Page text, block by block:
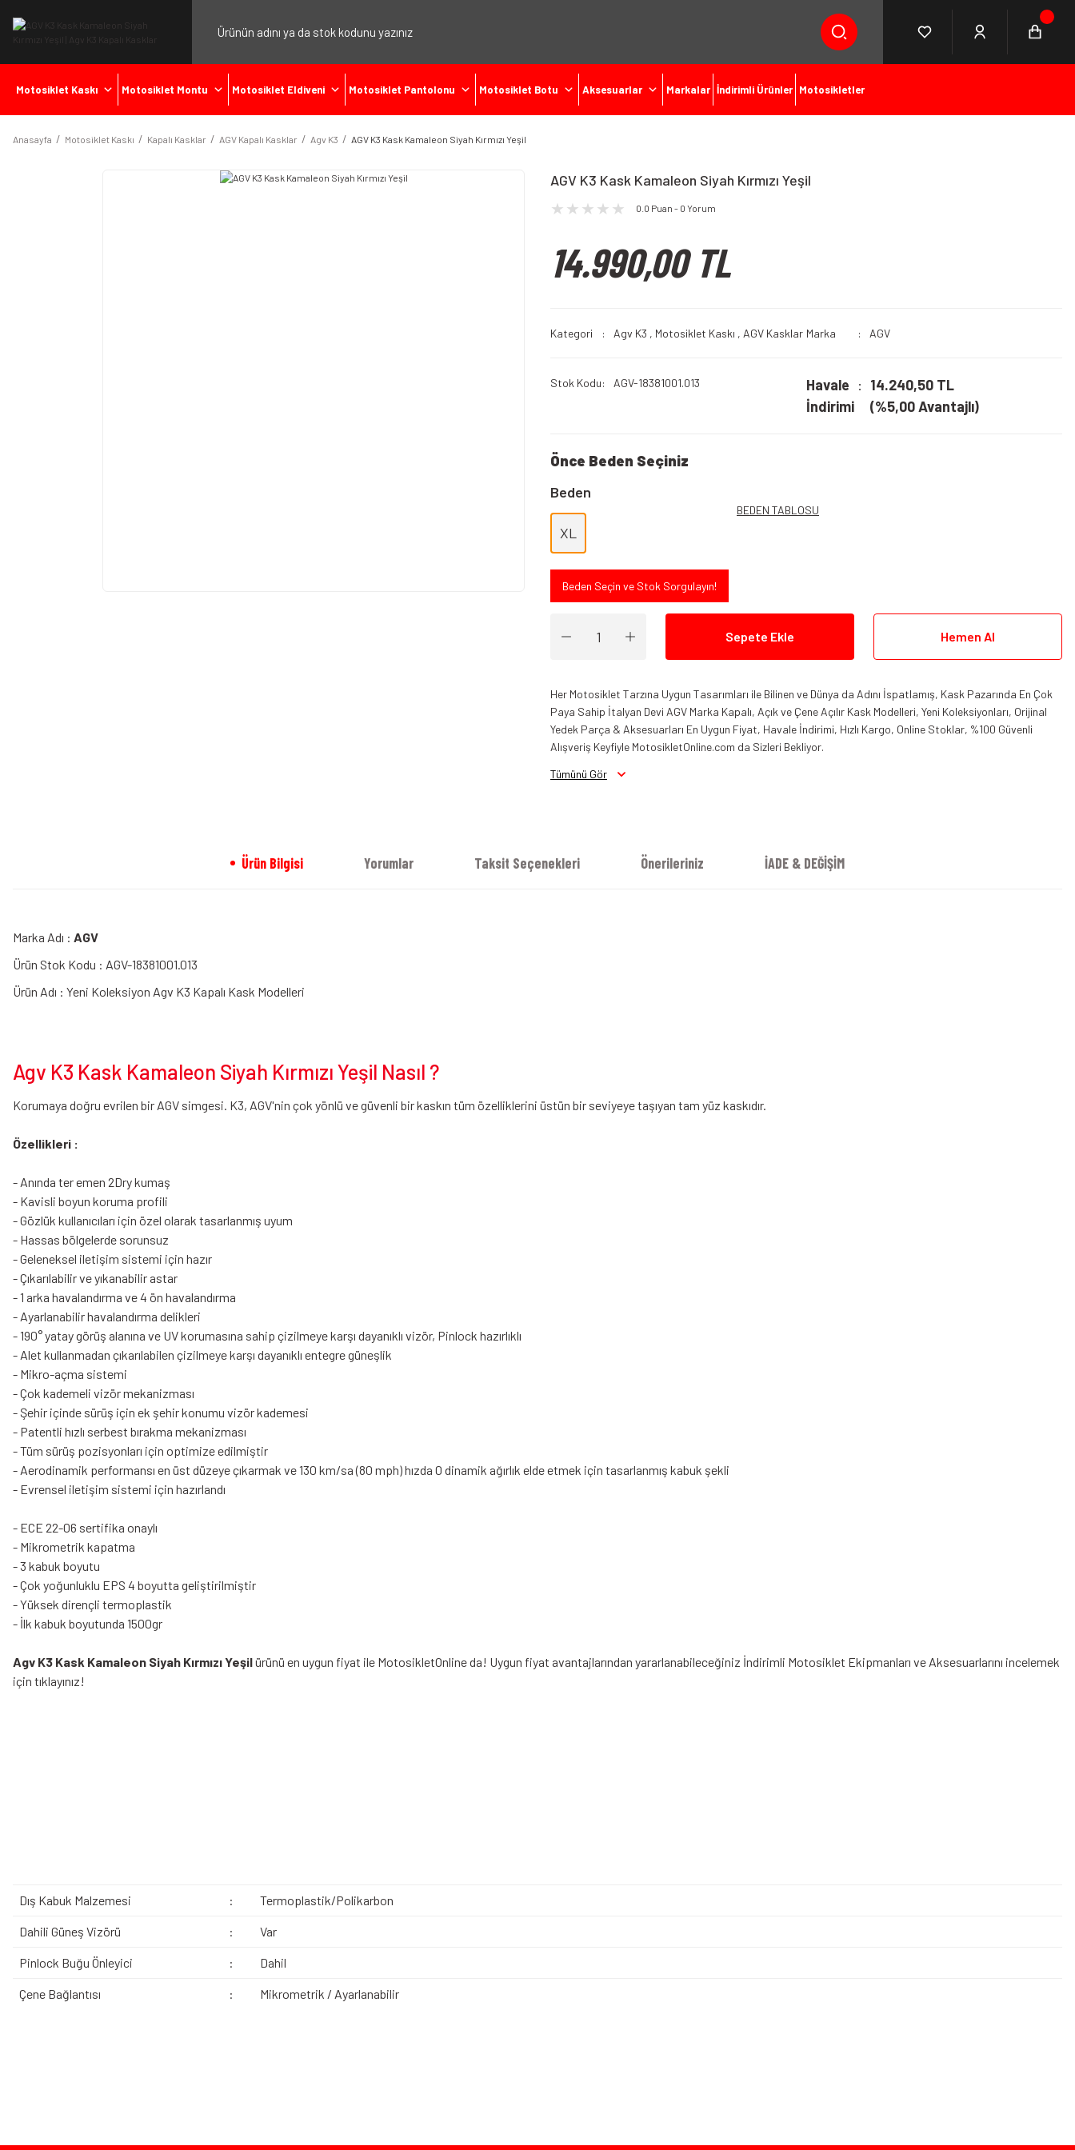
Motosiklet Kaskı Motosiklet Montu Motosiklet Eldiveni Motosiklet Pantolonu Motosiklet Botu Aksesuarlar Markalar İndirimli Ürünler Motosikletler
Anasayfa Motosiklet Kaskı Kapalı Kasklar AGV Kapalı Kasklar Agv K3 AGV K3 Kask Kamaleon Siyah Kırmızı Yeşil
AGV K3 Kask Kamaleon Siyah Kırmızı Yeşil
0.0 Puan - 0 Yorum
14.990,00 TL
Kategori Agv K3 , Motosiklet Kaskı , AGV Kasklar Marka AGV
Stok Kodu AGV-18381001.013
Havale
İndirimi
14.240,50 TL
(%5,00 Avantajlı)
Önce Beden Seçiniz
Beden
XL
BEDEN TABLOSU
Beden Seçin ve Stok Sorgulayın!
Sepete Ekle Hemen Al
Her Motosiklet Tarzına Uygun Tasarımları ile Bilinen ve Dünya da Adını İspatlamış, Kask Pazarında En Çok
Paya Sahip İtalyan Devi AGV Marka Kapalı, Açık ve Çene Açılır Kask Modelleri, Yeni Koleksiyonları, Orijinal
Yedek Parça & Aksesuarları En Uygun Fiyat, Havale İndirimi, Hızlı Kargo, Online Stoklar, %100 Güvenli
Alışveriş Keyfiyle MotosikletOnline.com da Sizleri Bekliyor.
Tümünü Gör
Ürün Bilgisi Yorumlar Taksit Seçenekleri Önerileriniz İADE & DEĞİŞİM
Marka Adı : AGV
Ürün Stok Kodu : AGV-18381001.013
Ürün Adı : Yeni Koleksiyon Agv K3 Kapalı Kask Modelleri
Agv K3 Kask Kamaleon Siyah Kırmızı Yeşil Nasıl ?
Korumaya doğru evrilen bir AGV simgesi. K3, AGV'nin çok yönlü ve güvenli bir kaskın tüm özelliklerini üstün bir seviyeye taşıyan tam yüz kaskıdır.
Özellikleri :
- Anında ter emen 2Dry kumaş
- Kavisli boyun koruma profili
- Gözlük kullanıcıları için özel olarak tasarlanmış uyum
- Hassas bölgelerde sorunsuz
- Geleneksel iletişim sistemi için hazır
- Çıkarılabilir ve yıkanabilir astar
- 1 arka havalandırma ve 4 ön havalandırma
- Ayarlanabilir havalandırma delikleri
- 190° yatay görüş alanına ve UV korumasına sahip çizilmeye karşı dayanıklı vizör, Pinlock hazırlıklı
- Alet kullanmadan çıkarılabilen çizilmeye karşı dayanıklı entegre güneşlik
- Mikro-açma sistemi
- Çok kademeli vizör mekanizması
- Şehir içinde sürüş için ek şehir konumu vizör kademesi
- Patentli hızlı serbest bırakma mekanizması
- Tüm sürüş pozisyonları için optimize edilmiştir
- Aerodinamik performansı en üst düzeye çıkarmak ve 130 km/sa (80 mph) hızda 0 dinamik ağırlık elde etmek için tasarlanmış kabuk şekli
- Evrensel iletişim sistemi için hazırlandı
- ECE 22-06 sertifika onaylı
- Mikrometrik kapatma
- 3 kabuk boyutu
- Çok yoğunluklu EPS 4 boyutta geliştirilmiştir
- Yüksek dirençli termoplastik
- İlk kabuk boyutunda 1500gr
Agv K3 Kask Kamaleon Siyah Kırmızı Yeşilürünü en uygun fiyat ile MotosikletOnline da! Uygun fiyat avantajlarından yararlanabileceğiniz İndirimli Motosiklet Ekipmanları ve Aksesuarlarını incelemek
için tıklayınız!
Dış Kabuk Malzemesi : Termoplastik/Polikarbon
Dahili Güneş Vizörü : Var
Pinlock Buğu Önleyici : Dahil
Çene Bağlantısı : Mikrometrik / Ayarlanabilir
Ürün bilgilerinde hatalar bulunuyor.